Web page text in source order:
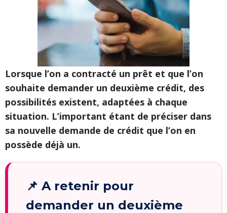
Lorsque l’on a contracté un prêt et que l’on
souhaite demander un deuxième crédit, des
possibilités existent, adaptées à chaque
situation. L’important étant de préciser dans
sa nouvelle demande de crédit que l’on en
possède déjà un.
📌 A retenir pour
demander un deuxième